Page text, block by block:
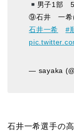
男子1部
⑨石井 一希(
石井一希
#
— sayaka
石井一希選手の